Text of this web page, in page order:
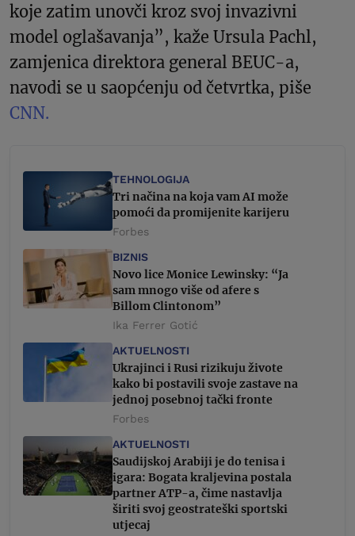
koje zatim unovči kroz svoj invazivni
model oglašavanja”, kaže Ursula Pachl,
zamjenica direktora general BEUC-a,
navodi se u saopćenju od četvrtka, piše
CNN.
TEHNOLOGIJA
Tri načina na koja vam AI može
pomoći da promijenite karijeru
Forbes
BIZNIS
Novo lice Monice Lewinsky: “Ja
sam mnogo više od afere s
Billom Clintonom”
Ika Ferrer Gotić
AKTUELNOSTI
Ukrajinci i Rusi rizikuju živote
kako bi postavili svoje zastave na
jednoj posebnoj tački fronte
Forbes
AKTUELNOSTI
Saudijskoj Arabiji je do tenisa i
igara: Bogata kraljevina postala
partner ATP-a, čime nastavlja
širiti svoj geostrateški sportski
utjecaj